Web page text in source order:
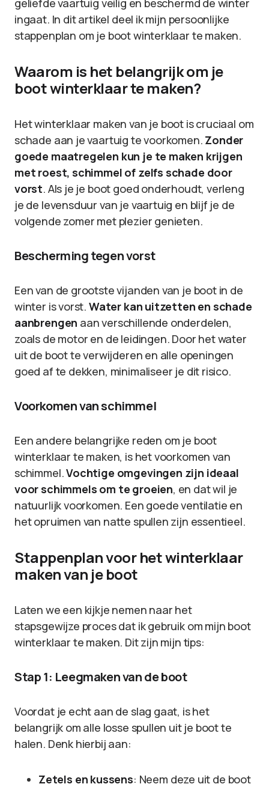
geliefde vaartuig veilig en beschermd de winter
ingaat. In dit artikel deel ik mijn persoonlijke
stappenplan om je boot winterklaar te maken.
Waarom is het belangrijk om je
boot winterklaar te maken?
Het winterklaar maken van je boot is cruciaal om
schade aan je vaartuig te voorkomen. Zonder
goede maatregelen kun je te maken krijgen
met roest, schimmel of zelfs schade door
vorst. Als je je boot goed onderhoudt, verleng
je de levensduur van je vaartuig en blijf je de
volgende zomer met plezier genieten.
Bescherming tegen vorst
Een van de grootste vijanden van je boot in de
winter is vorst. Water kan uitzetten en schade
aanbrengen aan verschillende onderdelen,
zoals de motor en de leidingen. Door het water
uit de boot te verwijderen en alle openingen
goed af te dekken, minimaliseer je dit risico.
Voorkomen van schimmel
Een andere belangrijke reden om je boot
winterklaar te maken, is het voorkomen van
schimmel.Vochtige omgevingen zijn ideaal
voor schimmels om te groeien, en dat wil je
natuurlijk voorkomen. Een goede ventilatie en
het opruimen van natte spullen zijn essentieel.
Stappenplan voor het winterklaar
maken van je boot
Laten we een kijkje nemen naar het
stapsgewijze proces dat ik gebruik om mijn boot
winterklaar te maken. Dit zijn mijn tips:
Stap 1: Leegmaken van de boot
Voordat je echt aan de slag gaat, is het
belangrijk om alle losse spullen uit je boot te
halen. Denk hierbij aan:
Zetels en kussens: Neem deze uit de boot